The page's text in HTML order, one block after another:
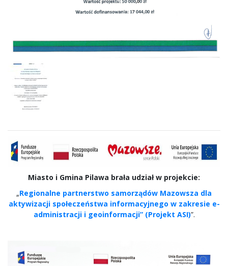
Miasto i Gmina Pilawa brała udział w projekcie:
„Regionalne partnerstwo samorządów Mazowsza dla
aktywizacji społeczeństwa informacyjnego w zakresie e-
administracji i geoinformacji” (Projekt ASI)”.